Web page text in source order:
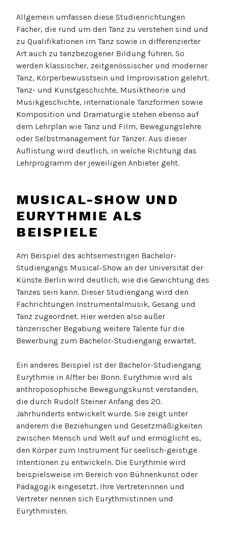
Allgemein umfassen diese Studienrichtungen
Fächer, die rund um den Tanz zu verstehen sind und
zu Qualifikationen im Tanz sowie in differenzierter
Art auch zu tanzbezogener Bildung führen. So
werden klassischer, zeitgenössischer und moderner
Tanz, Körperbewusstsein und Improvisation gelehrt.
Tanz- und Kunstgeschichte, Musiktheorie und
Musikgeschichte, internationale Tanzformen sowie
Komposition und Dramaturgie stehen ebenso auf
dem Lehrplan wie Tanz und Film, Bewegungslehre
oder Selbstmanagement für Tänzer. Aus dieser
Auflistung wird deutlich, in welche Richtung das
Lehrprogramm der jeweiligen Anbieter geht.
MUSICAL-SHOW UND
EURYTHMIE ALS
BEISPIELE
Am Beispiel des achtsemestrigen Bachelor-
Studiengangs Musical-Show an der Universität der
Künste Berlin wird deutlich, wie die Gewichtung des
Tanzes sein kann. Dieser Studiengang wird den
Fachrichtungen Instrumentalmusik, Gesang und
Tanz zugeordnet. Hier werden also außer
tänzerischer Begabung weitere Talente für die
Bewerbung zum Bachelor-Studiengang erwartet.
Ein anderes Beispiel ist der Bachelor-Studiengang
Eurythmie in Alfter bei Bonn. Eurythmie wird als
anthroposophische Bewegungskunst verstanden,
die durch Rudolf Steiner Anfang des 20.
Jahrhunderts entwickelt wurde. Sie zeigt unter
anderem die Beziehungen und Gesetzmäßigkeiten
zwischen Mensch und Welt auf und ermöglicht es,
den Körper zum Instrument für seelisch-geistige
Intentionen zu entwickeln. Die Eurythmie wird
beispielsweise im Bereich von Bühnenkunst oder
Pädagogik eingesetzt. Ihre Vertreterinnen und
Vertreter nennen sich Eurythmistinnen und
Eurythmisten.